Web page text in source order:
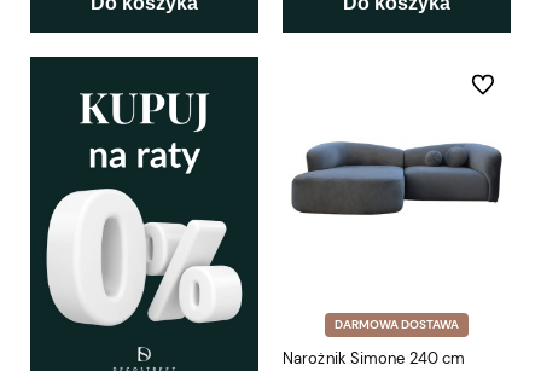
DARMOWA DOSTAWA
Narożnik Simone 240 cm
Do